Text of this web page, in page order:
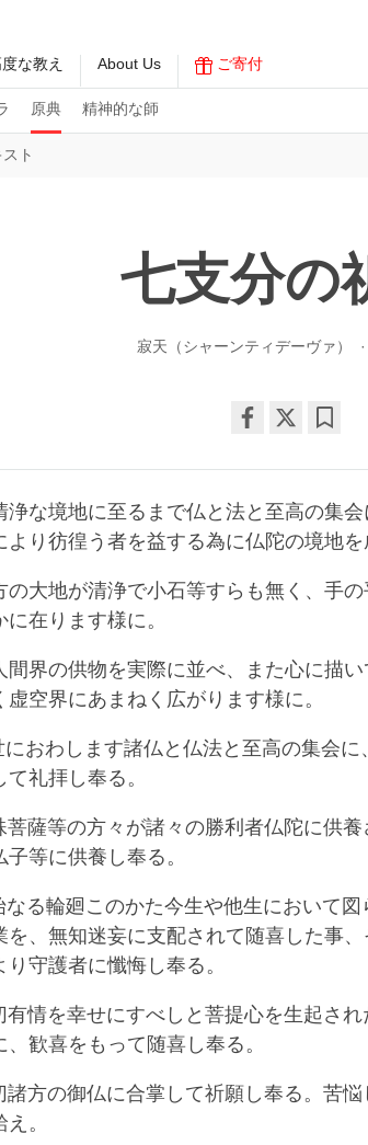
原典 精神的な師
な教え About Us ご寄付
ト
七支分の
寂天（シャーンティデーヴァ）
on
facebook
浄な境地に至るまで仏と法と至高の集
より彷徨う者を益する為に仏陀の境地を
の大地が清浄で小石等すらも無く、手
に在ります様に。
間界の供物を実際に並べ、また心に描
虚空界にあまねく広がります様に。
おわします諸仏と仏法と至高の集会
礼拝し奉る。
薩等の方々が諸々の勝利者仏陀に供
等に供養し奉る。
る輪廻このかた今生や他生において図
を、無知迷妄に支配されて随喜した事
り守護者に懺悔し奉る。
情を幸せにすべしと菩提心を生起さ
、歓喜をもって随喜し奉る。
方の御仏に合掌して祈願し奉る。苦
。